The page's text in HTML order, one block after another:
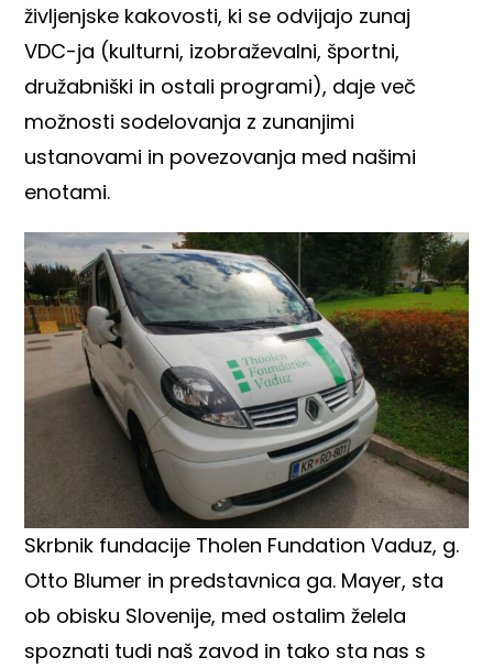
življenjske kakovosti, ki se odvijajo zunaj
VDC-ja (kulturni, izobraževalni, športni,
družabniški in ostali programi), daje več
možnosti sodelovanja z zunanjimi
ustanovami in povezovanja med našimi
enotami.
Skrbnik fundacije Tholen Fundation Vaduz, g.
Otto Blumer in predstavnica ga. Mayer, sta
ob obisku Slovenije, med ostalim želela
spoznati tudi naš zavod in tako sta nas s